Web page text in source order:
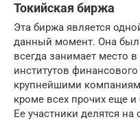
Токийская биржа
Эта биржа является
данный момент. Она
всегда занимает место
институтов
крупнейшими
кроме всех прочих еще
Ее участники делятся